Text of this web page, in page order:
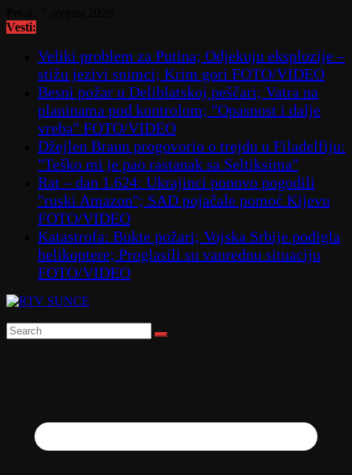
to
Vesti:
Veliki problem za Putina; Odjekuju eksplozije –
stižu jezivi snimci; Krim gori FOTO/VIDEO
Besni požar u Deliblatskoj peščari; Vatra na
planinama pod kontrolom; "Opasnost i dalje
vreba" FOTO/VIDEO
Džejlen Braun progovorio o trejdu u Filadelfiju:
"Teško mi je pao rastanak sa Seltiksima"
Rat – dan 1.624: Ukrajinci ponovo pogodili
"ruski Amazon"; SAD pojačale pomoć Kijevu
FOTO/VIDEO
Katastrofa: Bukte požari; Vojska Srbije podigla
helikoptere; Proglasili su vanrednu situaciju
FOTO/VIDEO